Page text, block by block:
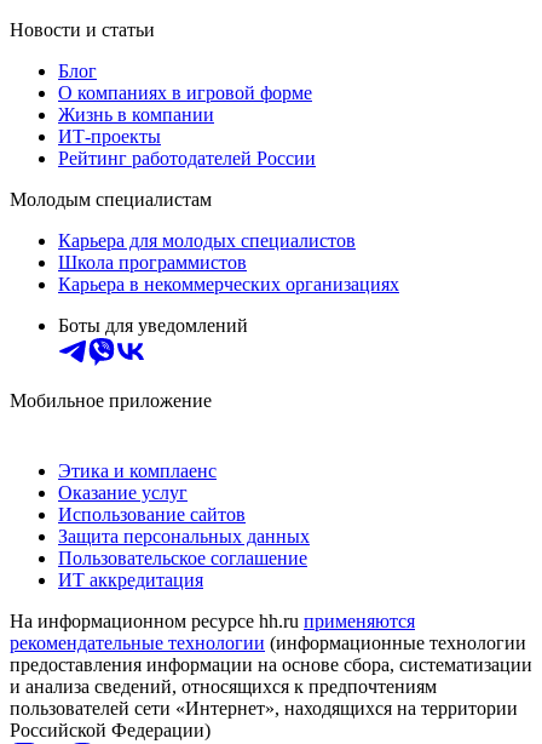
Новости и статьи
Блог
О компаниях в игровой форме
Жизнь в компании
ИТ-проекты
Рейтинг работодателей России
Молодым специалистам
Карьера для молодых специалистов
Школа программистов
Карьера в некоммерческих организациях
Боты для уведомлений
Мобильное приложение
Этика и комплаенс
Оказание услуг
Использование сайтов
Защита персональных данных
Пользовательское соглашение
ИТ аккредитация
На информационном ресурсе hh.ru применяются
рекомендательные технологии (информационные технологии
предоставления информации на основе сбора, систематизации
и анализа сведений, относящихся к предпочтениям
пользователей сети «Интернет», находящихся на территории
Российской Федерации)